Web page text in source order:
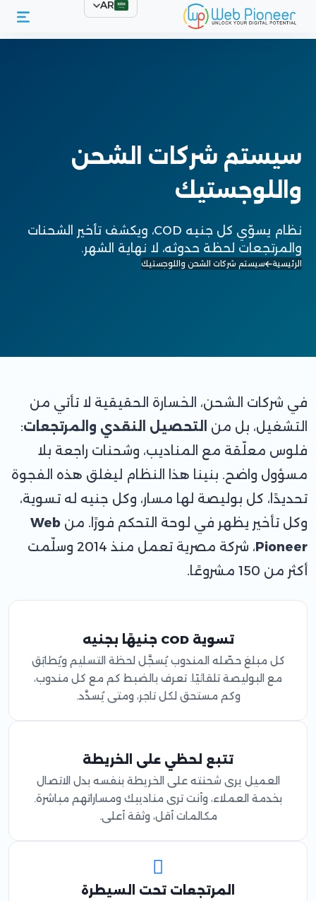
AR
سيستم شركات الشحن
واللوجستيك
نظام يسوّي كل جنيه COD، ويكشف تأخير الشحنات
والمرتجعات لحظة حدوثه، لا نهاية الشهر.
الرئيسية سيستم شركات الشحن واللوجستيك
في شركات الشحن، الخسارة الحقيقية لا تأتي من
التشغيل، بل من
التحصيل النقدي والمرتجعات:
فلوس معلّقة مع المناديب، وشحنات راجعة بلا
مسؤول واضح. بنينا هذا النظام ليغلق هذه الفجوة
تحديدًا، كل بوليصة لها مسار، وكل جنيه له تسوية،
وكل تأخير يظهر في لوحة التحكم فورًا. من Web
Pioneer
، شركة مصرية تعمل منذ 2014 وسلّمت
أكثر من 150 مشروعًا.
تسوية COD جنيهًا بجنيه
كل مبلغ حصّله المندوب يُسجَّل لحظة التسليم ويُطابَق
مع البوليصة تلقائيًا. تعرف بالضبط كم مع كل مندوب،
وكم مستحق لكل تاجر، ومتى يُسدَّد.
تتبع لحظي على الخريطة
العميل يرى شحنته على الخريطة بنفسه بدل الاتصال
بخدمة العملاء، وأنت ترى مناديبك ومساراتهم مباشرة.
مكالمات أقل، وثقة أعلى.
المرتجعات تحت السيطرة